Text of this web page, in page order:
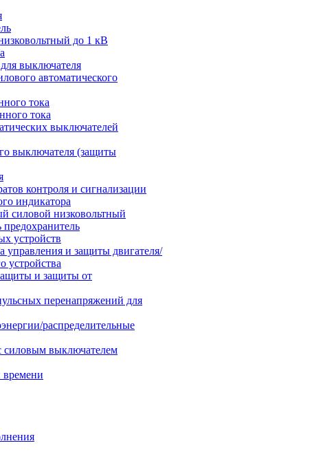
до 1 кВ
выключателя
автоматического
тока
тока
выключателей
выключателя (защиты
контроля и сигнализации
индикатора
силовой низковольтный
устройств
управления и защиты двигателя/
устройства
и защиты от
перенапряжений для
распределительные
силовым выключателем
времени